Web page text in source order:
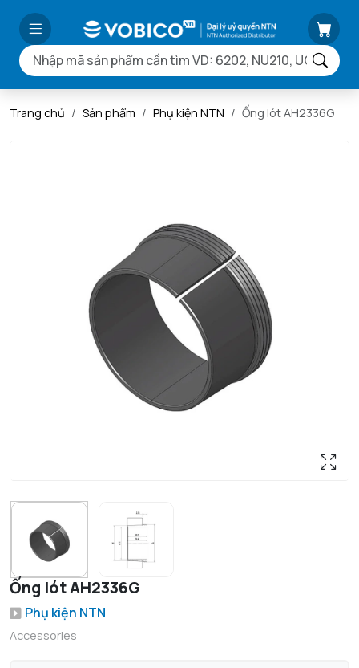
Trang chủ Sản phẩm Phụ kiện NTN Ống lót AH2336G
Ống lót AH2336G
Phụ kiện NTN
Accessories